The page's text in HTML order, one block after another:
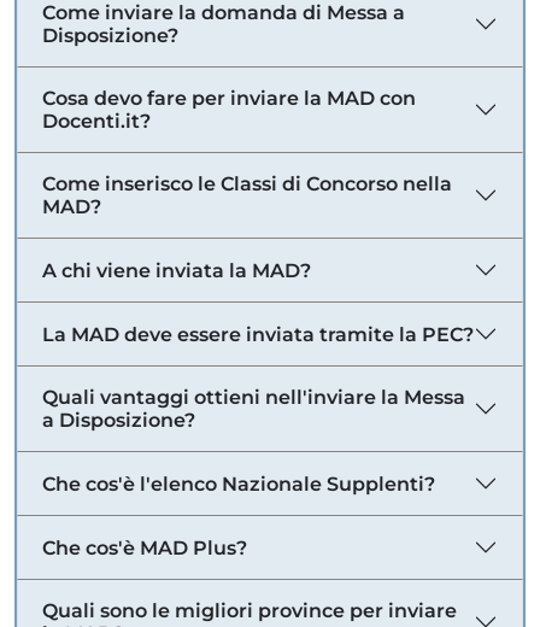
Come inviare la domanda di Messa a
Disposizione?
Cosa devo fare per inviare la MAD con
Docenti.it?
Come inserisco le Classi di Concorso nella
MAD?
A chi viene inviata la MAD?
La MAD deve essere inviata tramite la PEC?
Quali vantaggi ottieni nell'inviare la Messa
a Disposizione?
Che cos'è l'elenco Nazionale Supplenti?
Che cos'è MAD Plus?
Quali sono le migliori province per inviare